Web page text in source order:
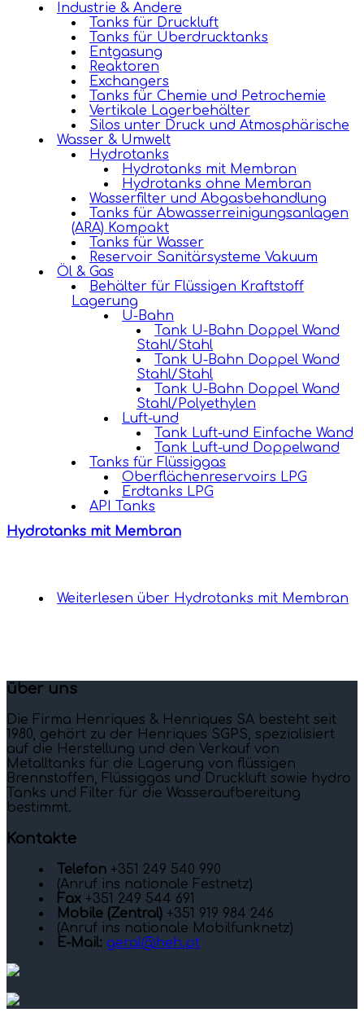
Industrie & Andere
Tanks für Druckluft
Tanks für Überdrucktanks
Entgasung
Reaktoren
Exchangers
Tanks für Chemie und Petrochemie
Vertikale Lagerbehälter
Silos unter Druck und Atmosphärische
Wasser & Umwelt
Hydrotanks
Hydrotanks mit Membran
Hydrotanks ohne Membran
Wasserfilter und Abgasbehandlung
Tanks für Abwasserreinigungsanlagen
(ARA) Kompakt
Tanks für Wasser
Reservoir Sanitärsysteme Vakuum
Öl & Gas
Behälter für Flüssigen Kraftstoff
Lagerung
U-Bahn
Tank U-Bahn Doppel Wand
Stahl/Stahl
Tank U-Bahn Doppel Wand
Stahl/Stahl
Tank U-Bahn Doppel Wand
Stahl/Polyethylen
Luft-und
Tank Luft-und Einfache Wand
Tank Luft-und Doppelwand
Tanks für Flüssiggas
Oberflächenreservoirs LPG
Erdtanks LPG
API Tanks
Hydrotanks mit Membran
Weiterlesen über Hydrotanks mit Membran
über uns
Die Firma Henriques & Henriques SA besteht seit
1980, gehört zu der Henriques SGPS, spezialisiert
auf die Herstellung und den Verkauf von
Metalltanks für die Lagerung von flüssigen
Brennstoffen, Flüssiggas und Druckluft sowie hydro
Tanks und Filter für die Wasseraufbereitung
bestimmt.
Kontakte
Telefon +351 249 540 990
(Anruf ins nationale Festnetz)
Fax +351 249 544 691
Mobile (Zentral) +351 919 984 246
(Anruf ins nationale Mobilfunknetz)
E-Mail: geral@heh.pt